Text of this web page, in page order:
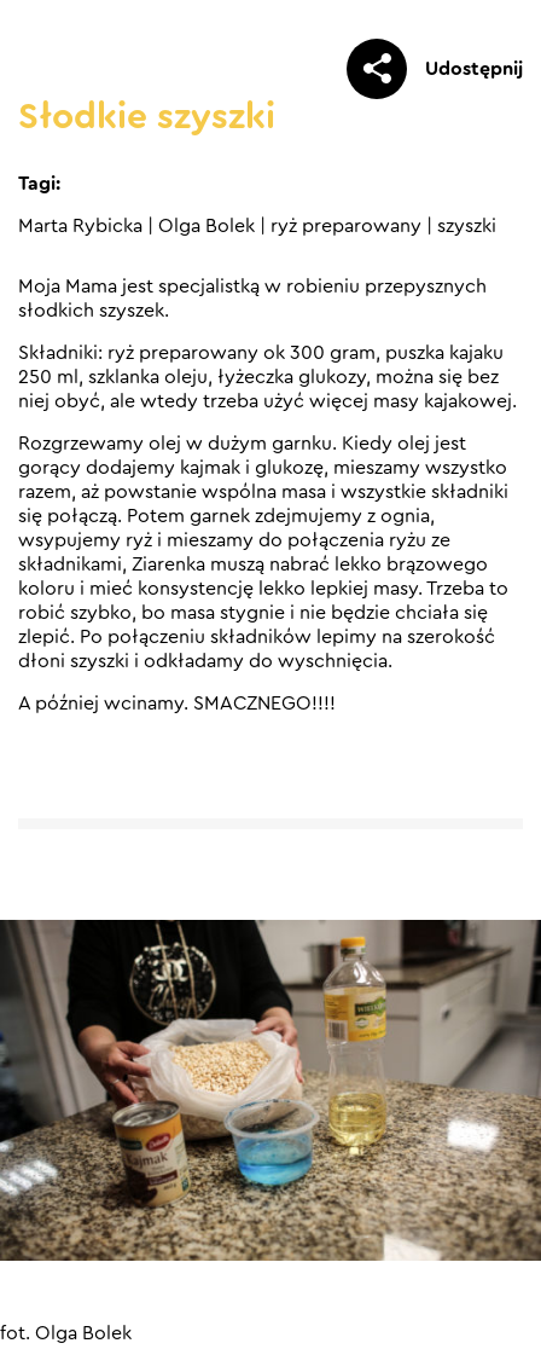
Udostępnij
Słodkie szyszki
Tagi:
Marta Rybicka Olga Bolek ryż preparowany szyszki
Moja Mama jest specjalistką w robieniu przepysznych
słodkich szyszek.
Składniki: ryż preparowany ok 300 gram, puszka kajaku
250 ml, szklanka oleju, łyżeczka glukozy, można się bez
niej obyć, ale wtedy trzeba użyć więcej masy kajakowej.
Rozgrzewamy olej w dużym garnku. Kiedy olej jest
gorący dodajemy kajmak i glukozę, mieszamy wszystko
razem, aż powstanie wspólna masa i wszystkie składniki
się połączą. Potem garnek zdejmujemy z ognia,
wsypujemy ryż i mieszamy do połączenia ryżu ze
składnikami, Ziarenka muszą nabrać lekko brązowego
koloru i mieć konsystencję lekko lepkiej masy. Trzeba to
robić szybko, bo masa stygnie i nie będzie chciała się
zlepić. Po połączeniu składników lepimy na szerokość
dłoni szyszki i odkładamy do wyschnięcia.
A później wcinamy. SMACZNEGO!!!!
fot. Olga Bolek